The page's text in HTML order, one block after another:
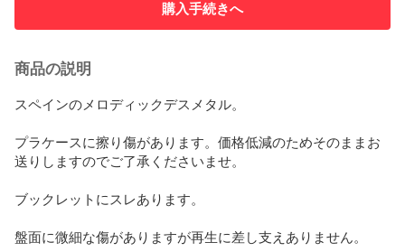
購入手続きへ
商品の説明
スペインのメロディックデスメタル。
プラケースに擦り傷があります。価格低減のためそのままお
送りしますのでご了承くださいませ。
ブックレットにスレあります。
盤面に微細な傷がありますが再生に差し支えありません。